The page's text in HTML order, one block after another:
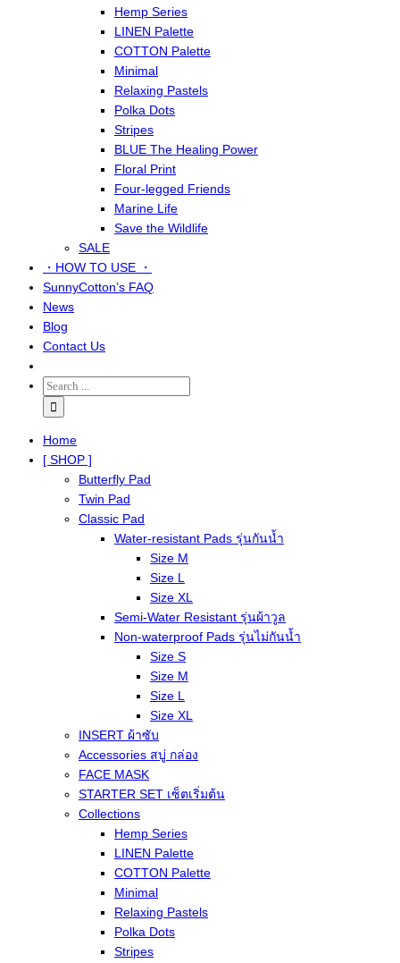
Hemp Series
LINEN Palette
COTTON Palette
Minimal
Relaxing Pastels
Polka Dots
Stripes
BLUE The Healing Power
Floral Print
Four-legged Friends
Marine Life
Save the Wildlife
SALE
・HOW TO USE ・
SunnyCotton’s FAQ
News
Blog
Contact Us
Home
[ SHOP ]
Butterfly Pad
Twin Pad
Classic Pad
Water-resistant Pads รุ่นกันน้ำ
Size M
Size L
Size XL
Semi-Water Resistant รุ่นผ้าวูล
Non-waterproof Pads รุ่นไม่กันน้ำ
Size S
Size M
Size L
Size XL
INSERT ผ้าซับ
Accessories สบู่ กล่อง
FACE MASK
STARTER SET เซ็ตเริ่มต้น
Collections
Hemp Series
LINEN Palette
COTTON Palette
Minimal
Relaxing Pastels
Polka Dots
Stripes